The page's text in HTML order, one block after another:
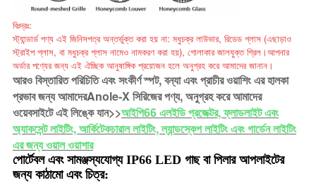
বিঃদ্রঃ:
স্ট্যান্ডার্ড পণ্য এই জিনিসপত্র অন্তর্ভুক্ত করা হয় না: মধুচক্র লাউভার, রিডেড গ্লাস (এছাড়াও
স্ট্রাইপ গ্লাস, বা মধুচক্র গ্লাস নামেও নামকরণ করা হয়), গোলাকার জালযুক্ত গ্রিল।আপনার
অর্ডার পণ্যের জন্য এই ঐচ্ছিক আনুষাঙ্গিক প্রয়োজন হলে অনুগ্রহ করে আমাদের জানান।
আরও বিস্তারিত পরিচিতি এবং সংকীর্ণ স্পট, বন্যা এবং প্রাচীর ওয়াশিং এর হালকা
প্রভাব জন্য আমাদেরAnole-X সিরিজের পণ্য, অনুগ্রহ করে আমাদের
ওয়েবসাইটে এই লিঙ্কে যান>>আইপি66 এলইডি প্রজেক্টর, ফ্লাডলাইট এবং
অ্যাকসেন্ট লাইটিং, আর্কিটেকচারাল লাইটিং, ল্যান্ডস্কেপ লাইটিং এবং গার্ডেন লাইটিং
এর জন্য ওয়াল ওয়াশার
পোর্টেবল এবং সামঞ্জস্যযোগ্য IP66 LED গাছ বা পিলার আপলাইটের
জন্য কাঠামো এবং চিত্র: